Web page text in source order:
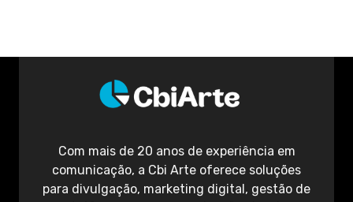
Com mais de 20 anos de experiência em
comunicação, a Cbi Arte oferece soluções
para divulgação, marketing digital, gestão de